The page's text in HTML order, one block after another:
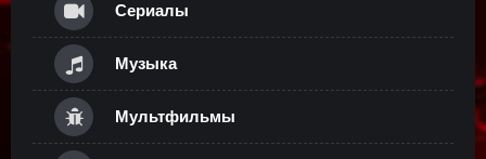
Сериалы
Музыка
Мультфильмы